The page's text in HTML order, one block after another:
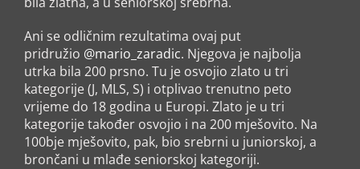
Ani se odličnim rezultatima ovaj put
pridružio @mario_zaradic. Njegova je najbolja
utrka bila 200 prsno. Tu je osvojio zlato u tri
kategorije (J, MLS, S) i otplivao trenutno peto
vrijeme do 18 godina u Europi. Zlato je u tri
kategorije također osvojio i na 200 mješovito. Na
100bje mješovito, pak, bio srebrni u juniorskoj, a
brončani u mlađe seniorskoj kategoriji.